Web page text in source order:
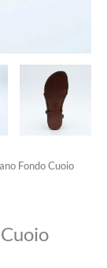
Fondo Cuoio